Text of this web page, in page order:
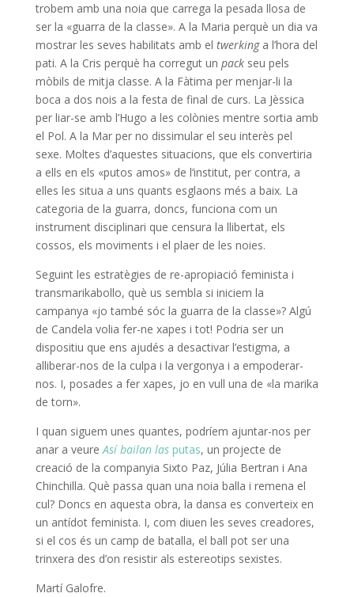
trobem amb una noia que carrega la pesada llosa de
ser la «guarra de la classe». A la Maria perquè un dia va
mostrar les seves habilitats amb el twerkinga l’hora del
pati. A la Cris perquè ha corregut un packseu pels
mòbils de mitja classe. A la Fàtima per menjar-li la
boca a dos nois a la festa de final de curs. La Jèssica
per liar-se amb l’Hugo a les colònies mentre sortia amb
el Pol. A la Mar per no dissimular el seu interès pel
sexe. Moltes d’aquestes situacions, que els convertiria
a ells en els «putos amos» de l’institut, per contra, a
elles les situa a uns quants esglaons més a baix. La
categoria de la guarra, doncs, funciona com un
instrument disciplinari que censura la llibertat, els
cossos, els moviments i el plaer de les noies.
Seguint les estratègies de re-apropiació feminista i
transmarikabollo, què us sembla si iniciem la
campanya «jo també sóc la guarra de la classe»? Algú
de Candela volia fer-ne xapes i tot! Podria ser un
dispositiu que ens ajudés a desactivar l’estigma, a
alliberar-nos de la culpa i la vergonya i a empoderar-
nos. I, posades a fer xapes, jo en vull una de «la marika
de torn».
I quan siguem unes quantes, podríem ajuntar-nos per
anar a veureAsí bailan las putas, un projecte de
creació de la companyia Sixto Paz, Júlia Bertran i Ana
Chinchilla. Què passa quan una noia balla i remena el
cul? Doncs en aquesta obra, la dansa es converteix en
un antídot feminista. I, com diuen les seves creadores,
si el cos és un camp de batalla, el ball pot ser una
trinxera des d’on resistir als estereotips sexistes.
Martí Galofre.